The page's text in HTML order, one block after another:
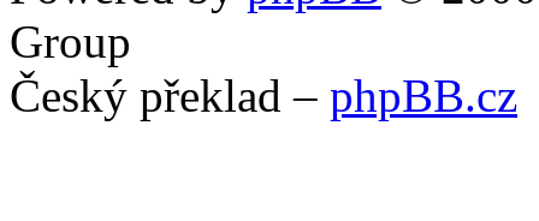
Group
Český překlad – phpBB.cz